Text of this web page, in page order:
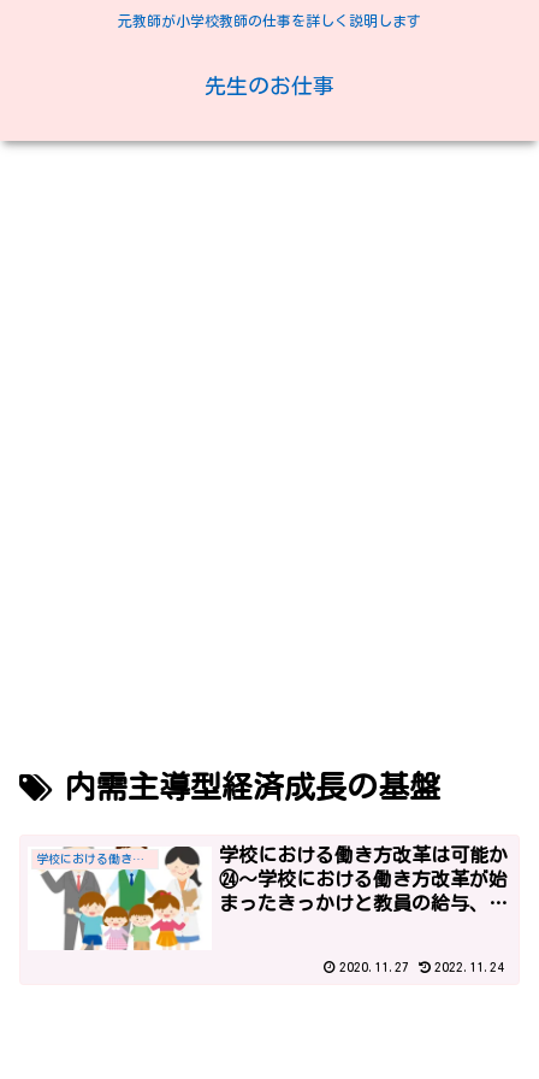
元教師が小学校教師の仕事を詳しく説明します
先生のお仕事
内需主導型経済成長の基盤
学校における働き方改革
学校における働き方改革は可能か
㉔～学校における働き方改革が始
まったきっかけと教員の給与、平
務改善のためのガイドライン」～
2020.11.27 2022.11.24